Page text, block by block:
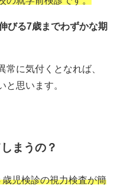
びる7歳までわずかな期
に気付くとなれば、
と思います。
まうの？
歳児検診の視力検査が簡